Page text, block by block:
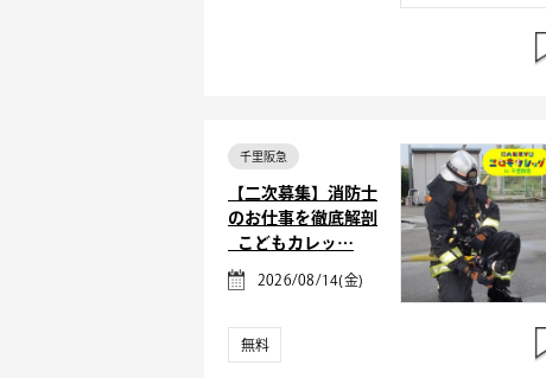
千里阪急
【二次募集】消防士
のお仕事を徹底解剖
_こどもカレッ…
2026/08/14(金)
無料